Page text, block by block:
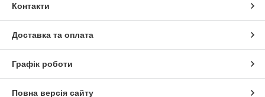
Контакти
Доставка та оплата
Графік роботи
Повна версія сайту